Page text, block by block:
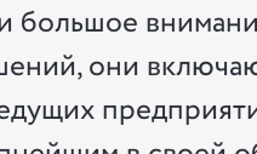
большое
они